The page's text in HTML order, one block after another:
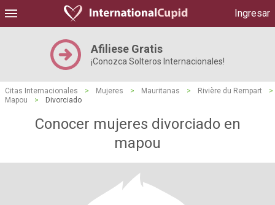
Ingresar
Afiliese Gratis
¡Conozca Solteros Internacionales!
Citas Internacionales > Mujeres > Mauritanas > Rivière du Rempart
>
Mapou
> Divorciado
Conocer mujeres divorciado en
mapou